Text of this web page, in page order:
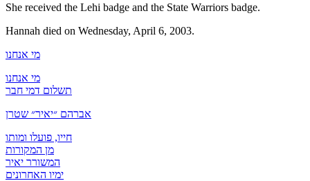
She received the Lehi badge and the State Warriors badge.
Hannah died on Wednesday, April 6, 2003.
מי אנחנו
מי אנחנו
תשלום דמי חבר
אברהם ״יאיר״ שטרן
חייו, פועלו ומותו
מן המקורות
המשורר יאיר
ימיו האחרונים